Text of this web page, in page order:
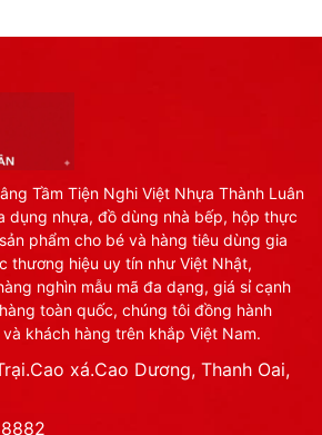
Tầm Tiện Nghi Việt Nhựa Thành Luân
dụng nhựa, đồ dùng nhà bếp, hộp thực
phẩm cho bé và hàng tiêu dùng gia
thương hiệu uy tín như Việt Nhật,
nghìn mẫu mã đa dạng, giá sỉ cạnh
toàn quốc, chúng tôi đồng hành
khách hàng trên khắp Việt Nam.
xá.Cao Dương, Thanh Oai,